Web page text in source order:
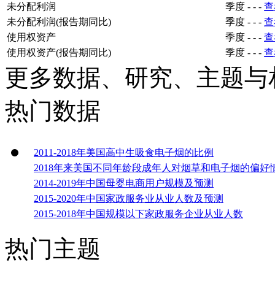
未分配利润
季度 - - -
未分配利润(报告期同比)
季度 - - -
使用权资产
季度 - - -
使用权资产(报告期同比)
季度 - - -
更多数据、研究、主题
热门数据
2011-2018年美国高中生吸食电子烟的比例
2018年来美国不同年龄段成年人对烟草和电子烟的偏好
2014-2019年中国母婴电商用户规模及预测
2015-2020年中国家政服务业从业人数及预测
2015-2018年中国规模以下家政服务企业从业人数
热门主题